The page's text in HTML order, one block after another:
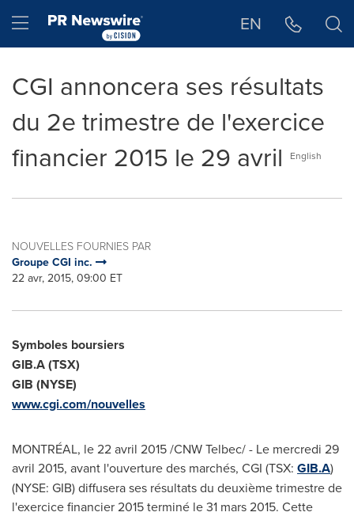
Hamburger menu EN
CGI annoncera ses résultats
du 2e trimestre de l'exercice
financier 2015 le 29 avril
English
NOUVELLES FOURNIES PAR
Groupe CGI inc.
22 avr, 2015, 09:00 ET
Symboles boursiers
GIB.A (TSX)
GIB (NYSE)
www.cgi.com/nouvelles
MONTRÉAL, le 22 avril 2015 /CNW Telbec/ - Le mercredi 29
avril 2015, avant l'ouverture des marchés, CGI (TSX: GIB.A)
(NYSE: GIB) diffusera ses résultats du deuxième trimestre de
l'exercice financier 2015 terminé le 31 mars 2015. Cette